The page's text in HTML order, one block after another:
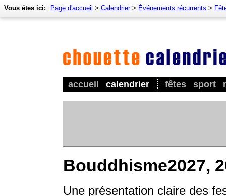
accueil calendrier fêtes sport
Vous êtes ici: Page d'accueil > Calendrier> Événements récurrents >
Bouddhisme2027,
Une présentation claire des